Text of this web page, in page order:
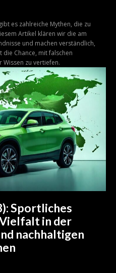
es zahlreiche Mythen, die zu
Artikel klären wir die am
und machen verständlich,
die Chance, mit falschen
zu vertiefen.
Sportliches
in der
nachhaltigen